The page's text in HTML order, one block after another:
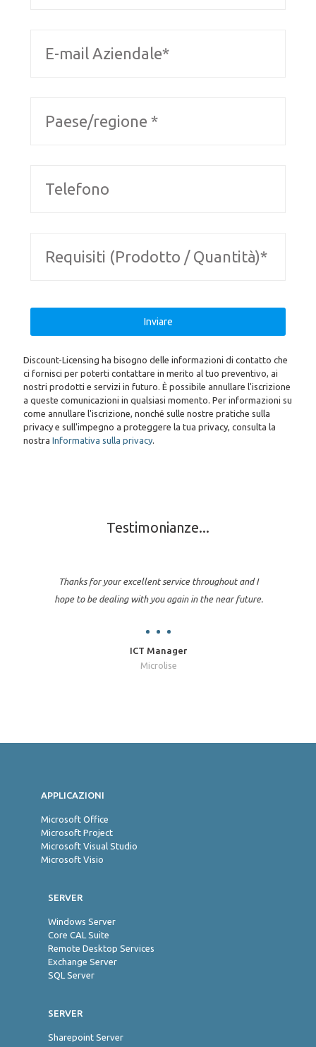
Discount-Licensing ha bisogno delle informazioni di contatto che
ci fornisci per poterti contattare in merito al tuo preventivo, ai
nostri prodotti e servizi in futuro. È possibile annullare l'iscrizione
a queste comunicazioni in qualsiasi momento. Per informazioni su
come annullare l'iscrizione, nonché sulle nostre pratiche sulla
privacy e sull'impegno a proteggere la tua privacy, consulta la
nostra Informativa sulla privacy.
Testimonianze...
Thanks for your excellent service throughout and I
hope to be dealing with you again in the near future.
ICT Manager
Microlise
APPLICAZIONI
Microsoft Office
Microsoft Project
Microsoft Visual Studio
Microsoft Visio
SERVER
Windows Server
Core CAL Suite
Remote Desktop Services
Exchange Server
SQL Server
SERVER
Sharepoint Server